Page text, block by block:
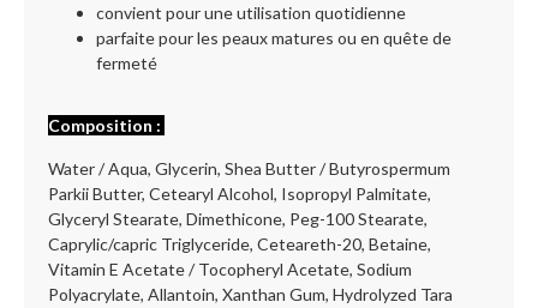
convient pour une utilisation quotidienne
parfaite pour les peaux matures ou en quête de
fermeté
Composition :
Water / Aqua, Glycerin, Shea Butter / Butyrospermum
Parkii Butter, Cetearyl Alcohol, Isopropyl Palmitate,
Glyceryl Stearate, Dimethicone, Peg-100 Stearate,
Caprylic/capric Triglyceride, Ceteareth-20, Betaine,
Vitamin E Acetate / Tocopheryl Acetate, Sodium
Polyacrylate, Allantoin, Xanthan Gum, Hydrolyzed Tara